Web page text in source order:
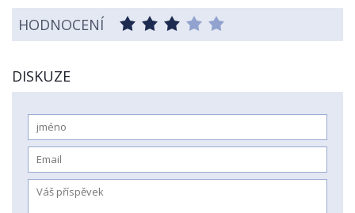
HODNOCENÍ
DISKUZE